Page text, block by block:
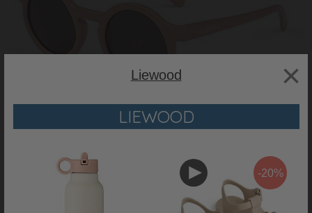
Liewood
LIEWOOD
-20%
×